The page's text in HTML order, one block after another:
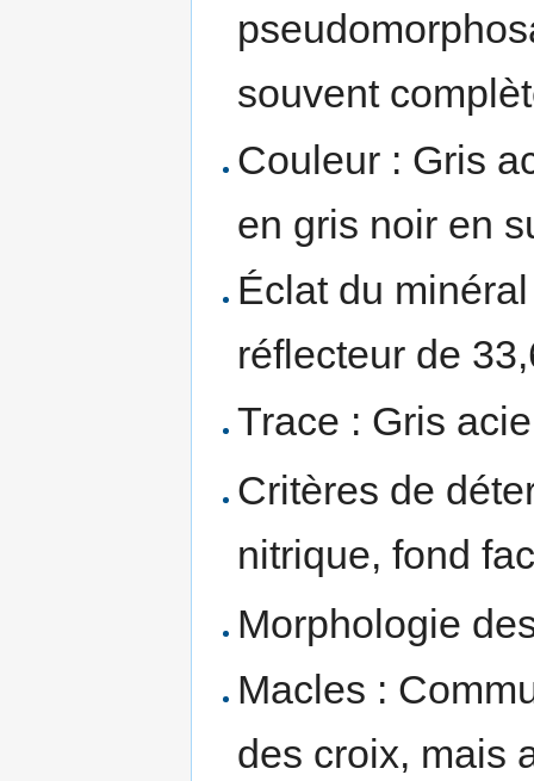
souvent
Couleur : Gris
en gris noir en
Éclat du
réflecteur de
Trace : Gris
Critères de
nitrique, fond
Morphologie
Macles :
des croix, mais